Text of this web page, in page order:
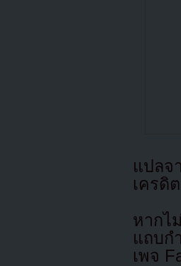
แปล
เครดิ
หากไ
แถบก
เพจ